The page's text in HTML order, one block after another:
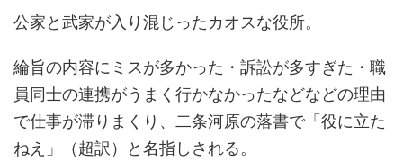
公家と武家が入り混じったカオスな役所。
綸旨の内容にミスが多かった・訴訟が多すぎた・職
員同士の連携がうまく行かなかったなどなどの理由
で仕事が滞りまくり、二条河原の落書で「役に立た
ねえ」（超訳）と名指しされる。